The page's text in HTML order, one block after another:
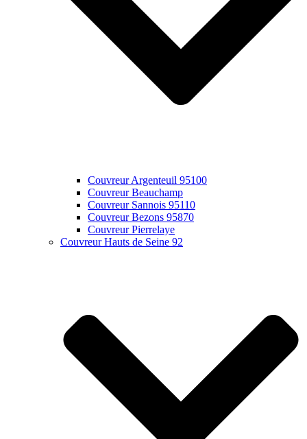
Couvreur Argenteuil 95100
Couvreur Beauchamp
Couvreur Sannois 95110
Couvreur Bezons 95870
Couvreur Pierrelaye
Couvreur Hauts de Seine 92